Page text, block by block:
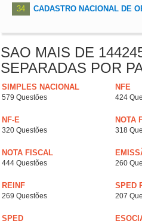
34 CADASTRO NACIONAL DE
SAO MAIS DE
SEPARADAS POR
SIMPLES NACIONAL
579 Questões
NFE
424
NF-E
320 Questões
NOTA
318
NOTA FISCAL
444 Questões 260
REINF
269 Questões
SPED
207
SPED